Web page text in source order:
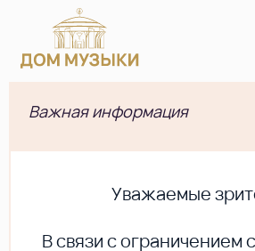
Важная информация
Уважаемые
В cвязи с ограничением